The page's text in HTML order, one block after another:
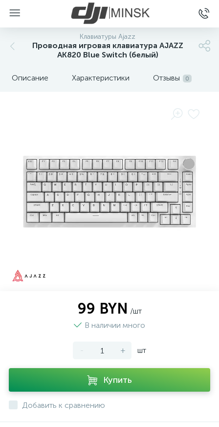
Клавиатуры Ajazz
Проводная игровая клавиатура AJAZZ
AK820 Blue Switch (белый)
Описание Характеристики Отзывы 0
99 BYN /шт
В наличии много
- + шт
Купить
Добавить к сравнению